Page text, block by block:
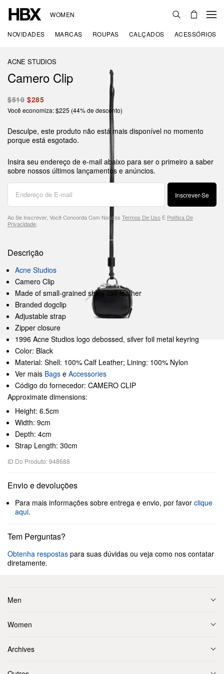
WOMEN
NOVIDADES MARCAS ROUPAS CALÇADOS ACESSÓRIOS
ACNE STUDIOS
Camero Clip
$510 $285
Você economiza: $225 (44% de desconto)
Desculpe, este produto não está mais disponível no momento
porque está esgotado.
Insira seu endereço de e-mail abaixo para ser o primeiro a saber
sobre nossos últimos lançamentos e anúncios.
Inscrever-Se
Ao Se Inscrever, Você Concorda Com Nossos Termos De Uso E Política De
Privacidade
Descrição
Acne Studios
Camero Clip
Made of small-grained shiny calf leather
Branded dogclip
Adjustable strap
Zipper closure
1996 Acne Studios logo debossed, silver foil metal keyring
Color: Black
Material: Shell: 100% Calf Leather; Lining: 100% Nylon
Ver mais Bags e Accessories
Código do fornecedor: CAMERO CLIP
Approximate dimensions:
Height: 6.5cm
Width: 9cm
Depth: 4cm
Strap Length: 30cm
ID Do Produto: 948688
Envio e devoluções
Para mais informações sobre entrega e envio, por favor clique
aqui.
Tem Perguntas?
Obtenha respostas para suas dúvidas ou veja como nos contatar
diretamente.
Men
Women
Archives